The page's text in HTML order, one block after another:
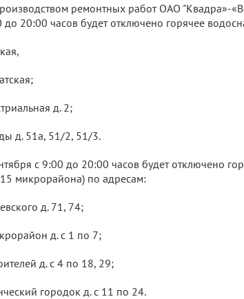
ремонтных работ ОАО "Квадра»-
до 20:00 часов будет отключено горячее
д. 2;
д. 51а, 51/2, 51/3.
с 9:00 до 20:00 часов будет отключено
микрорайона) по адресам:
д. 71, 74;
д. с 1 по 7;
д. с 4 по 18, 29;
городок д. с 11 по 24.